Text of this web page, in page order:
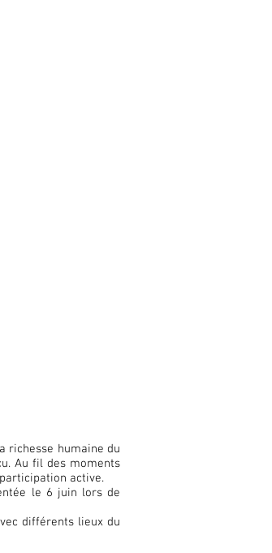
richesse humaine du
Au fil des moments
active.
le 6 juin lors de
différents lieux du